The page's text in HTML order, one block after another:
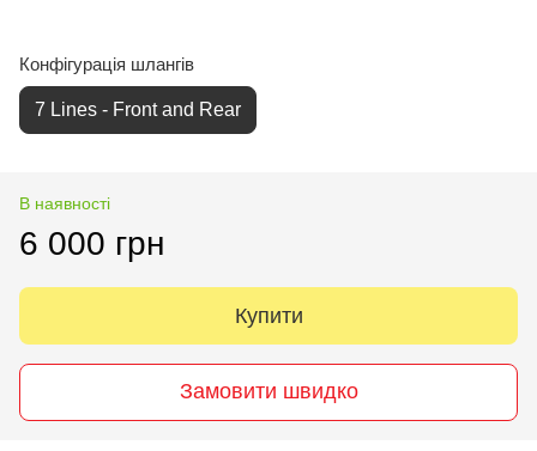
Конфігурація шлангів
7 Lines - Front and Rear
В наявності
6 000 грн
Купити
Замовити швидко